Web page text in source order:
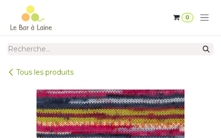
Se rendre au contenu
0
Tous les produits